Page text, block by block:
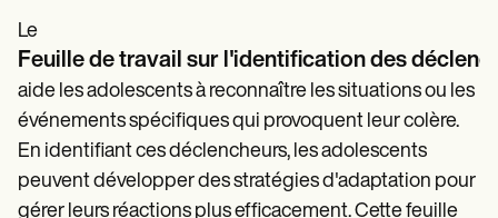
Le
Feuille de travail sur l'identification des
aide les adolescents à reconnaître les situations ou les
événements spécifiques qui provoquent leur colère.
En identifiant ces déclencheurs, les adolescents
peuvent développer des stratégies d'adaptation pour
gérer leurs réactions plus efficacement. Cette feuille